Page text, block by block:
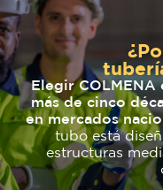
Elegir
más de cinco
en mercados
tubo está
estructuras